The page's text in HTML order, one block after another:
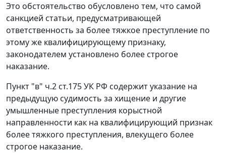
Это обстоятельство обусловлено тем, что самой
санкцией статьи, предусматривающей
ответственность за более тяжкое преступление по
этому же квалифицирующему признаку,
законодателем установлено более строгое
наказание.
Пункт "в" ч.2 ст.175УК РФ содержит указание на
предыдущую судимость за хищение и другие
умышленные преступления корыстной
направленности как на квалифицирующий признак
более тяжкого преступления, влекущего более
строгое наказание.